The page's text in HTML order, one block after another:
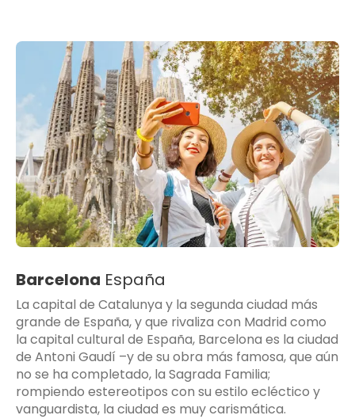
Barcelona España
La capital de Catalunya y la segunda ciudad más
grande de España, y que rivaliza con Madrid como
la capital cultural de España, Barcelona es la ciudad
de Antoni Gaudí –y de su obra más famosa, que aún
no se ha completado, la Sagrada Familia;
rompiendo estereotipos con su estilo ecléctico y
vanguardista, la ciudad es muy carismática.